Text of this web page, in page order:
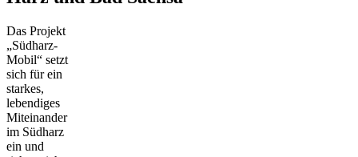
Das Projekt
„Südharz-
Mobil“ setzt
sich für ein
starkes,
lebendiges
Miteinander
im Südharz
ein und